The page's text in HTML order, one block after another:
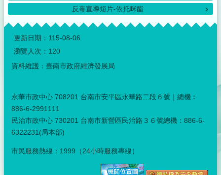
反毒宣導短片-依托咪酯
:::
更新日期： 115-08-06
瀏覽人次： 120
資料維護：臺南市政府經濟發展局
永華市政中心 708201 台南市安平區永華路二段６號｜總機︰
886-6-2991111
民治市政中心 730201 台南市新營區民治路３６號總機：886-6-
6322231(局本部)
市民服務熱線：1999（24小時服務專線）